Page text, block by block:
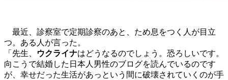
最近、診察室で定期診察のあと、ため息をつく人が目立
つ。ある人が言った。
「先生、
ウクライナはどうなるのでしょう。恐ろしいです。
向こうで結婚した日本人男性のブログを読んでいるのです
が、幸せだった生活があっという間に破壊されていくのが手